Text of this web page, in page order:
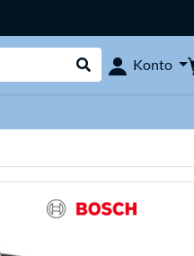
Suche durchführen
Konto